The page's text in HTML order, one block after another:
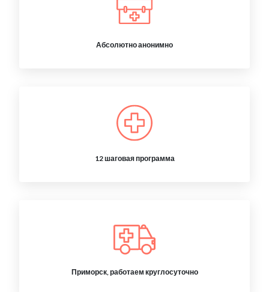
Абсолютно анонимно
12 шаговая программа
Приморск, работаем круглосуточно